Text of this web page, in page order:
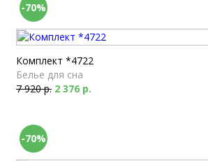
-70%
Комплект *4722
Белье для сна
7 920 р. 2 376 р.
-70%